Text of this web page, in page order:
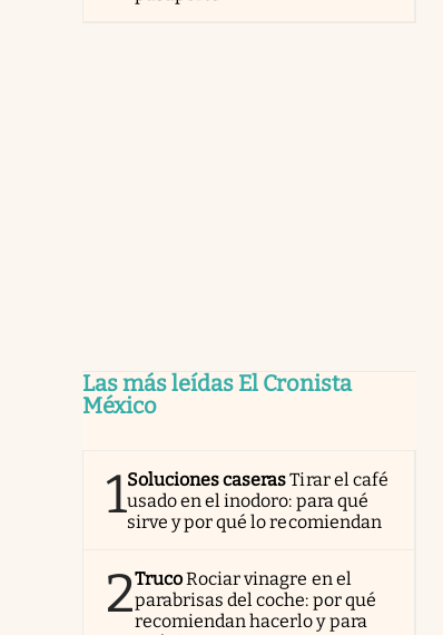
Las más leídas El Cronista
México
1Soluciones caserasTirar el café
usado en el inodoro: para qué
sirve y por qué lo recomiendan
2TrucoRociar vinagre en el
parabrisas del coche: por qué
recomiendan hacerlo y para